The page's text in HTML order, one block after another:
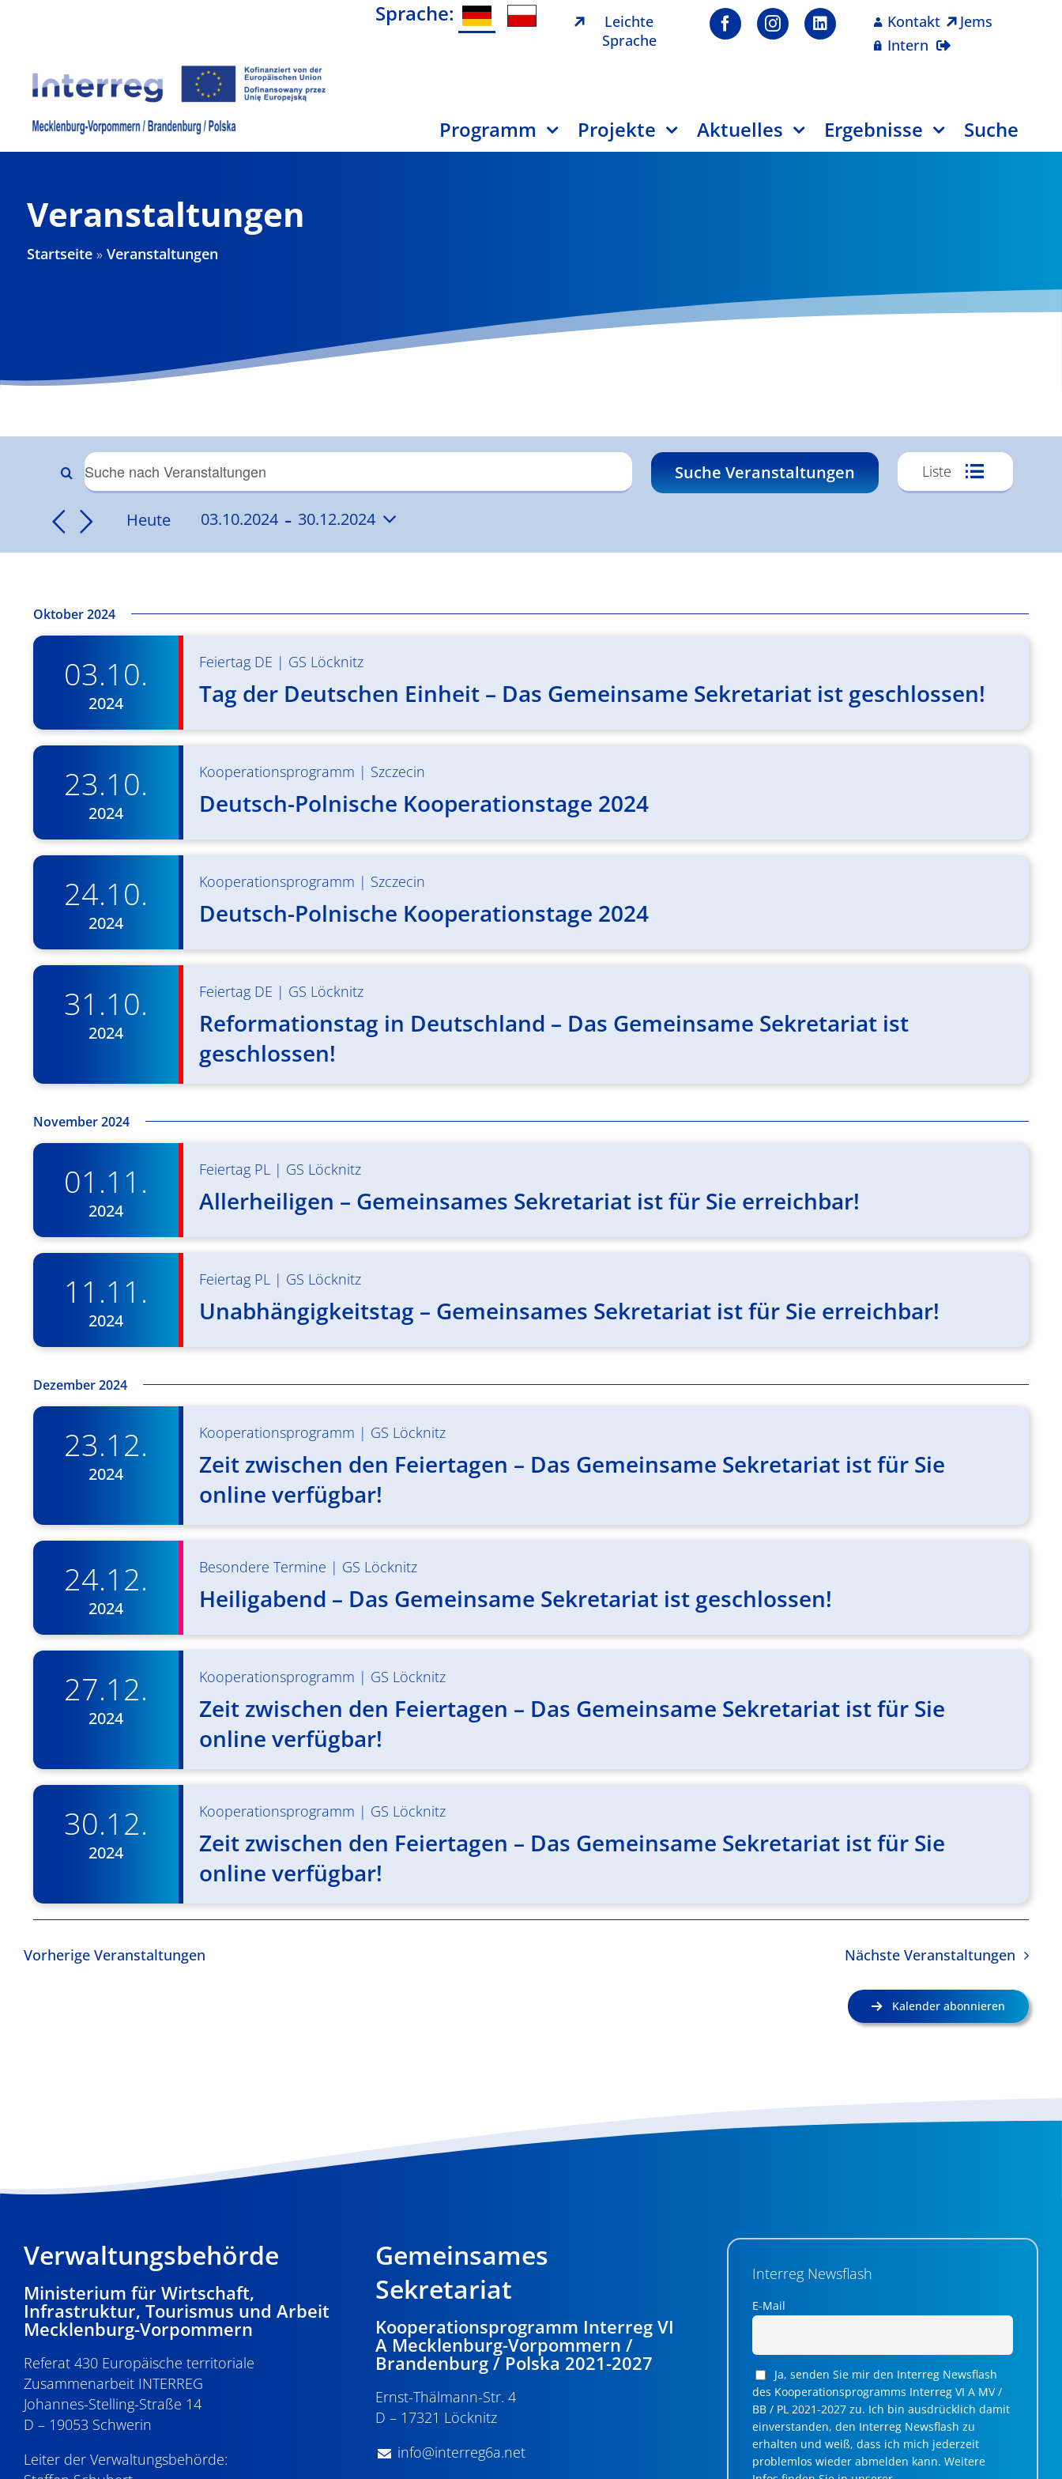
Sprache:
Leichte
Sprache
Kontakt
Jems
Intern
Programm Projekte Aktuelles Ergebnisse Suche
Veranstaltungen
Startseite »Veranstaltungen
Veranstaltungen
Suche
Ansichten,
Navigation
Bitte
eingeben.
Schlüsselwort.
Suche Veranstaltungen Liste
Heute 03.10.2024 - 30.12.2024
Datum
Oktober 2024
03.10.
2024
Feiertag DE | GS Löcknitz
Tag der Deutschen Einheit – Das Gemeinsame Sekretariat ist geschlossen!
23.10.
2024
Kooperationsprogramm | Szczecin
Deutsch-Polnische Kooperationstage 2024
24.10.
2024
Kooperationsprogramm | Szczecin
Deutsch-Polnische Kooperationstage 2024
31.10.
2024
Feiertag DE | GS Löcknitz
Reformationstag in Deutschland – Das Gemeinsame Sekretariat ist
geschlossen!
November 2024
01.11.
2024
Feiertag PL | GS Löcknitz
Allerheiligen – Gemeinsames Sekretariat ist für Sie erreichbar!
11.11.
2024
Feiertag PL | GS Löcknitz
Unabhängigkeitstag – Gemeinsames Sekretariat ist für Sie erreichbar!
Dezember 2024
23.12.
2024
Kooperationsprogramm | GS Löcknitz
Zeit zwischen den Feiertagen – Das Gemeinsame Sekretariat ist für Sie
online verfügbar!
24.12.
2024
Besondere Termine | GS Löcknitz
Heiligabend – Das Gemeinsame Sekretariat ist geschlossen!
27.12.
2024
Kooperationsprogramm | GS Löcknitz
Zeit zwischen den Feiertagen – Das Gemeinsame Sekretariat ist für Sie
online verfügbar!
30.12.
2024
Kooperationsprogramm | GS Löcknitz
Zeit zwischen den Feiertagen – Das Gemeinsame Sekretariat ist für Sie
online verfügbar!
VorherigeVeranstaltungen NächsteVeranstaltungen
Kalender abonnieren
Verwaltungsbehörde
Ministerium für Wirtschaft,
Infrastruktur, Tourismus und Arbeit
Mecklenburg-Vorpommern
Referat 430 Europäische territoriale
Zusammenarbeit INTERREG
Johannes-Stelling-Straße 14
D – 19053 Schwerin
Leiter der Verwaltungsbehörde:
Gemeinsames
Sekretariat
Kooperationsprogramm Interreg VI
A Mecklenburg-Vorpommern /
Brandenburg / Polska 2021-2027
Ernst-Thälmann-Str. 4
D – 17321 Löcknitz
info@interreg6a.net
Interreg Newsflash
E-Mail
Ja, senden Sie mir den Interreg Newsflash
des Kooperationsprogramms Interreg VI A MV /
BB / PL 2021-2027 zu. Ich bin ausdrücklich damit
einverstanden, den Interreg Newsflash zu
erhalten und weiß, dass ich mich jederzeit
problemlos wieder abmelden kann. Weitere